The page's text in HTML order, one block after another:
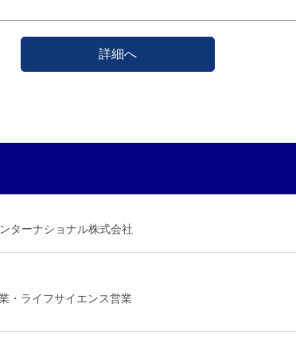
詳細へ
ターナショナル株式会社
・ライフサイエンス営業